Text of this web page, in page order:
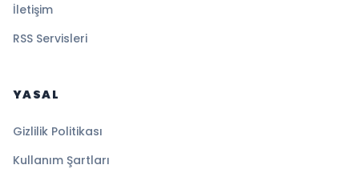
İletişim
RSS Servisleri
YASAL
Gizlilik Politikası
Kullanım Şartları